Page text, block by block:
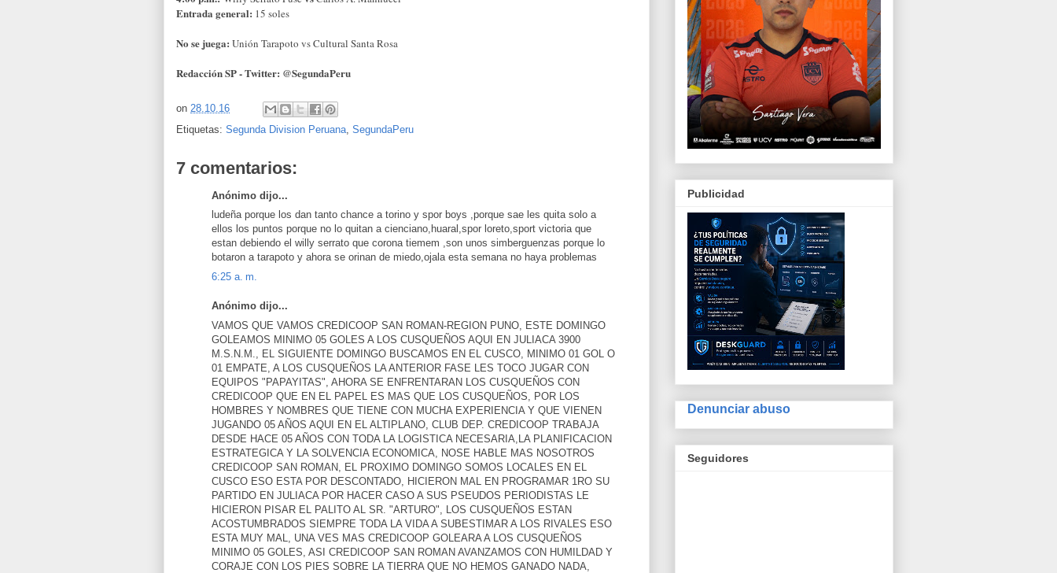
Entrada general: 15 soles
No se juega: Unión Tarapoto vs Cultural Santa Rosa
Redacción SP - Twitter: @SegundaPeru
on 28.10.16
Etiquetas: Segunda Division Peruana SegundaPeru
7 comentarios:
Anónimo dijo...
ludeña porque los dan tanto chance a torino y spor boys ,porque sae les quita solo a
ellos los puntos porque no lo quitan a cienciano,huaral,spor loreto,sport victoria que
estan debiendo el willy serrato que corona tiemem ,son unos simberguenzas porque lo
botaron a tarapoto y ahora se orinan de miedo,ojala esta semana no haya problemas
6:25 a. m.
Anónimo dijo...
VAMOS QUE VAMOS CREDICOOP SAN ROMAN-REGION PUNO, ESTE DOMINGO
GOLEAMOS MINIMO 05 GOLES A LOS CUSQUEÑOS AQUI EN JULIACA 3900
M.S.N.M., EL SIGUIENTE DOMINGO BUSCAMOS EN EL CUSCO, MINIMO 01 GOL O
01 EMPATE, A LOS CUSQUEÑOS LA ANTERIOR FASE LES TOCO JUGAR CON
EQUIPOS "PAPAYITAS", AHORA SE ENFRENTARAN LOS CUSQUEÑOS CON
CREDICOOP QUE EN EL PAPEL ES MAS QUE LOS CUSQUEÑOS, POR LOS
HOMBRES Y NOMBRES QUE TIENE CON MUCHA EXPERIENCIA Y QUE VIENEN
JUGANDO 05 AÑOS AQUI EN EL ALTIPLANO, CLUB DEP. CREDICOOP TRABAJA
DESDE HACE 05 AÑOS CON TODA LA LOGISTICA NECESARIA,LA PLANIFICACION
ESTRATEGICA Y LA SOLVENCIA ECONOMICA, NOSE HABLE MAS NOSOTROS
CREDICOOP SAN ROMAN, EL PROXIMO DOMINGO SOMOS LOCALES EN EL
CUSCO ESO ESTA POR DESCONTADO, HICIERON MAL EN PROGRAMAR 1RO SU
PARTIDO EN JULIACA POR HACER CASO A SUS PSEUDOS PERIODISTAS LE
HICIERON PISAR EL PALITO AL SR. "ARTURO", LOS CUSQUEÑOS ESTAN
ACOSTUMBRADOS SIEMPRE TODA LA VIDA A SUBESTIMAR A LOS RIVALES ESO
ESTA MUY MAL, UNA VES MAS CREDICOOP GOLEARA A LOS CUSQUEÑOS
MINIMO 05 GOLES, ASI CREDICOOP SAN ROMAN AVANZAMOS CON HUMILDAD Y
CORAJE CON LOS PIES SOBRE LA TIERRA QUE NO HEMOS GANADO NADA,
Publicidad
Denunciar abuso
Seguidores